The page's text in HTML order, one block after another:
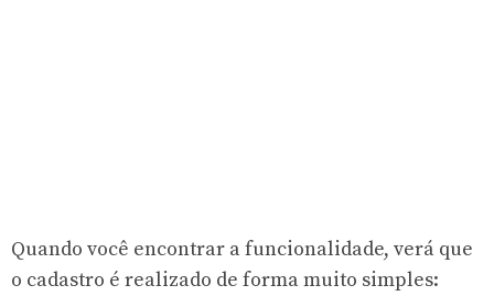
Quando você encontrar a funcionalidade, verá que
o cadastro é realizado de forma muito simples: